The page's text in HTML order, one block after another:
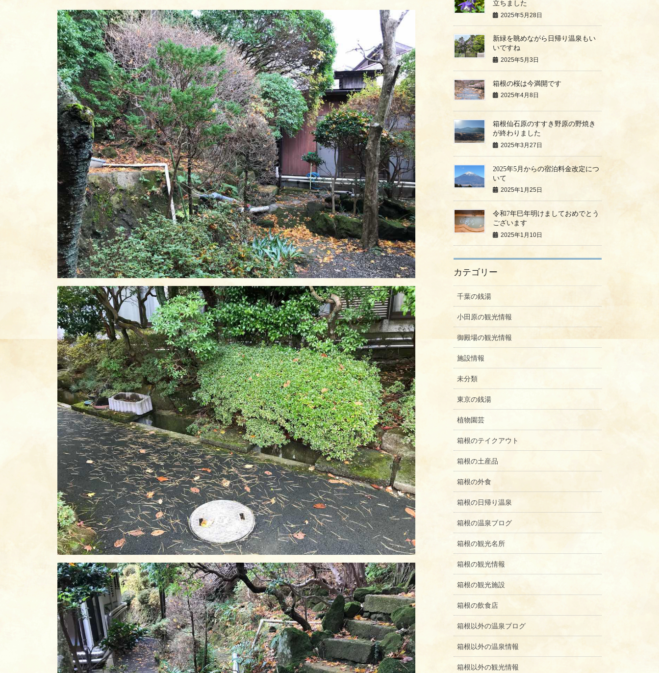
立ちました
2025年5月28日
新緑を眺めながら日帰り温泉もい
いですね
2025年5月3日
箱根の桜は今満開です
2025年4月8日
箱根仙石原のすすき野原の野焼き
が終わりました
2025年3月27日
2025年5月からの宿泊料金改定につ
いて
2025年1月25日
令和7年巳年明けましておめでとう
ございます
2025年1月10日
カテゴリー
千葉の銭湯
小田原の観光情報
御殿場の観光情報
施設情報
未分類
東京の銭湯
植物園芸
箱根のテイクアウト
箱根の土産品
箱根の外食
箱根の日帰り温泉
箱根の温泉ブログ
箱根の観光名所
箱根の観光情報
箱根の観光施設
箱根の飲食店
箱根以外の温泉ブログ
箱根以外の温泉情報
箱根以外の観光情報